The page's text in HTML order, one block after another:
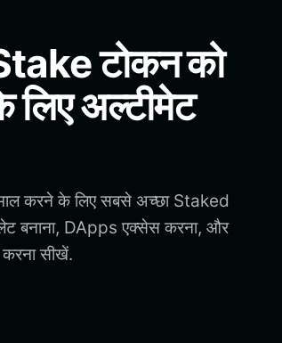
टोकन को
अल्टीमेट
करने के लिए सबसे अच्छा Staked
बनाना, DApps एक्सेस करना, और
सीखें.